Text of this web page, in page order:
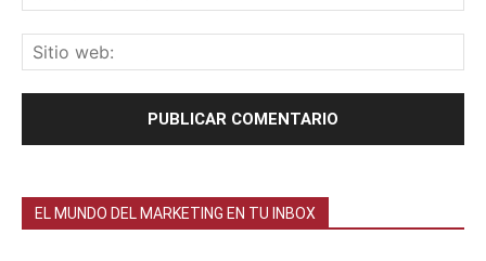
EL MUNDO DEL MARKETING EN TU INBOX